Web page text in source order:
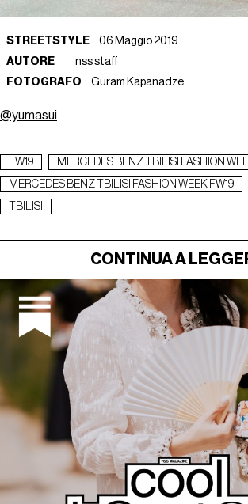
STREETSTYLE
06 Maggio 2019
AUTORE
nss staff
FOTOGRAFO
Guram Kapanadze
@yumasui
FW19
MERCEDES BENZ TBILISI FASHION
MERCEDES BENZ TBILISI FASHION WEEK FW19
TBILISI
CONTINUA A